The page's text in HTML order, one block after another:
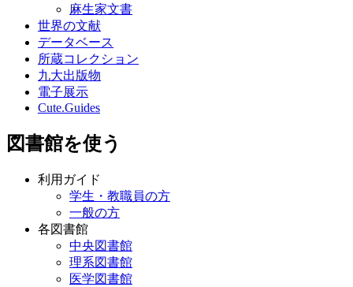
麻生家文書
世界の文献
データベース
所蔵コレクション
九大出版物
電子展示
Cute.Guides
図書館を使う
利用ガイド
学生・教職員の方
一般の方
各図書館
中央図書館
理系図書館
医学図書館